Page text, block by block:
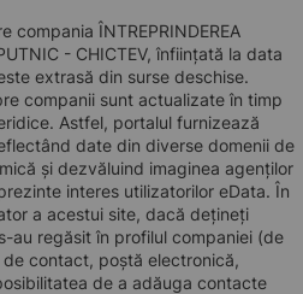
compania ÎNTREPRINDEREA
- CHICTEV, înființată la data
extrasă din surse deschise.
companii sunt actualizate în timp
Astfel, portalul furnizează
date din diverse domenii de
și dezvăluind imaginea agenților
interes utilizatorilor eData. În
a acestui site, dacă dețineți
au regăsit în profilul companiei (de
contact, poștă electronică,
de a adăuga contacte